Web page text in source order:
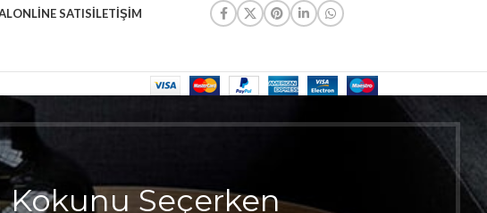
ONLINE SATISİLETIŞIM
Kokunu Seçerken